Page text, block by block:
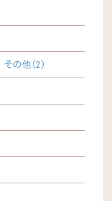
その他(2)